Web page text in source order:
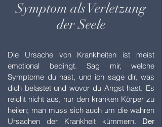
Symptom als Verletzung
der Seele
Die Ursache von Krankheiten ist meist
emotional bedingt. Sag mir, welche
Symptome du hast, und ich sage dir, was
dich belastet und wovor du Angst hast. Es
reicht nicht aus, nur den kranken Körper zu
heilen; man muss sich auch um die wahren
Ursachen der Krankheit kümmern.
Der